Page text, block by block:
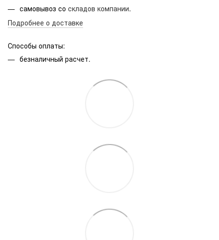
самовывоз со складов компании.
Подробнее о доставке
Способы оплаты:
безналичный расчет.